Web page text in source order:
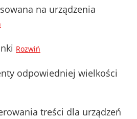
na urządzenia
Rozwiń
odpowiedniej wielkości
treści dla urządzeń